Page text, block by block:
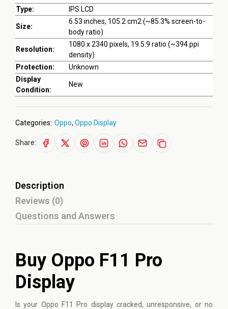
Type: IPS LCD
Size:
6.53 inches, 105.2 cm2 (~85.3% screen-to-
body ratio)
Resolution:
1080 x 2340 pixels, 19.5:9 ratio (~394 ppi
density)
Protection:
Unknown
Display
Condition:
New
Categories: Oppo, Oppo Display
Share:
Description
Reviews (0)
Questions and Answers
Buy Oppo F11 Pro
Display
Is your Oppo F11 Pro display cracked, unresponsive, or no